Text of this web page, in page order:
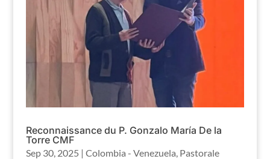
Reconnaissance du P. Gonzalo María De la
Torre CMF
Sep 30, 2025 | Colombia - Venezuela Pastorale